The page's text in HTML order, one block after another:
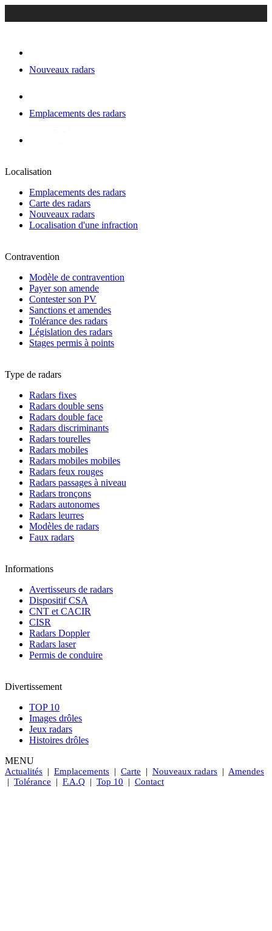
Nouveaux radars
Emplacements des radars
Localisation
Emplacements des radars
Carte des radars
Nouveaux radars
Localisation d'une infraction
Contravention
Modèle de contravention
Payer son amende
Contester son PV
Sanctions et amendes
Tolérance des radars
Législation des radars
Stages permis à points
Type de radars
Radars fixes
Radars double sens
Radars double face
Radars discriminants
Radars tourelles
Radars mobiles
Radars mobiles mobiles
Radars feux rouges
Radars passages à niveau
Radars tronçons
Radars autonomes
Radars leurres
Modèles de radars
Faux radars
Informations
Avertisseurs de radars
Dispositif CSA
CNT et CACIR
CISR
Radars Doppler
Radars laser
Permis de conduire
Divertissement
TOP 10
Images drôles
Jeux radars
Histoires drôles
MENU
Actualités | Emplacements | Carte | Nouveaux radars | Amendes
| Tolérance | F.A.Q | Top 10 | Contact